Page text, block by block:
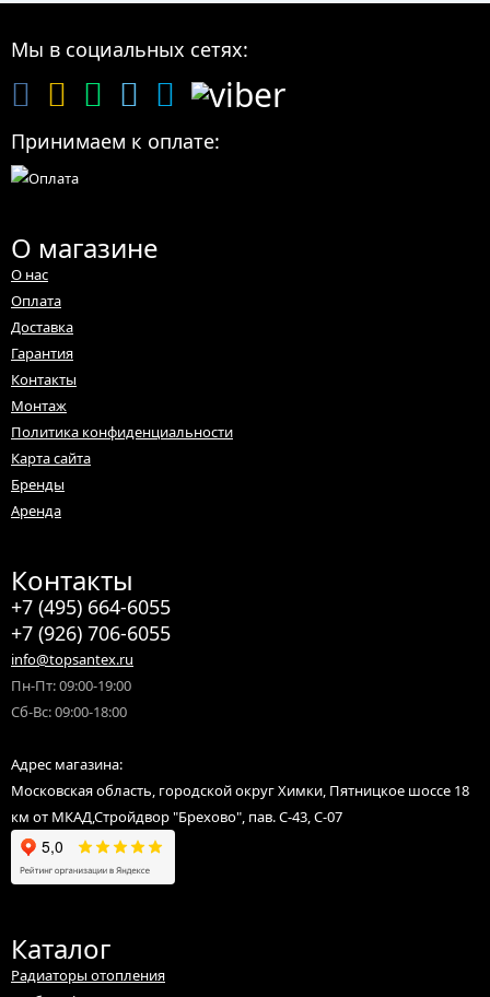
Мы в социальных сетях:
Принимаем к оплате:
О магазине
О нас
Оплата
Доставка
Гарантия
Контакты
Монтаж
Политика конфиденциальности
Карта сайта
Бренды
Аренда
Контакты
+7 (495) 664-6055
+7 (926) 706-6055
info@topsantex.ru
Пн-Пт: 09:00-19:00
Сб-Вс: 09:00-18:00
Адрес магазина:
Московская область, городской округ Химки, Пятницкое шоссе 18
км от МКАД,Стройдвор "Брехово", пав. С-43, С-07
Каталог
Радиаторы отопления